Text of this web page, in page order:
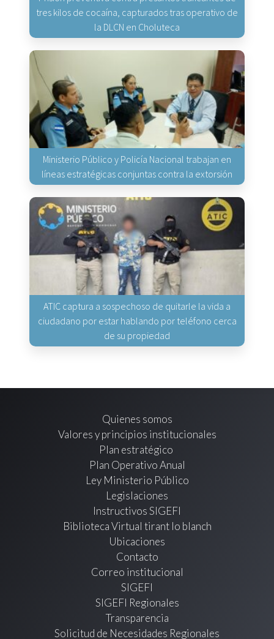
tres kilos de cocaína, capturados tras operativo de
la DLCN en Choluteca
Ministerio Público y Policía Nacional trabajan en
líneas estratégicas conjuntas contra la extorsión
ATIC captura a sospechoso de quitarle la vida a
ciudadano por estar hablando por teléfono cerca
de su propiedad
Quienes somos
Valores y principios institucionales
Plan estratégico
Plan Operativo Anual
Ley Ministerio Público
Legislaciones
Instructivos SIGEFI
Biblioteca Virtual tirant lo blanch
Ubicaciones
Contacto
Correo institucional
SIGEFI
SIGEFI Regionales
Transparencia
Solicitud de Necesidades Regionales